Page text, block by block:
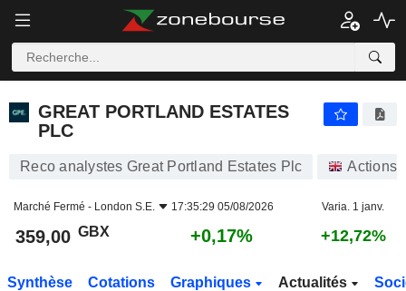
GREAT PORTLAND ESTATES
PLC
Reco analystes Great Portland Estates Plc Actions
Marché Fermé - London S.E. 17:35:29 05/08/2026 Varia. 1 janv.
359,00 GBX +0,17% +12,72%
Synthèse Cotations Graphiques Actualités